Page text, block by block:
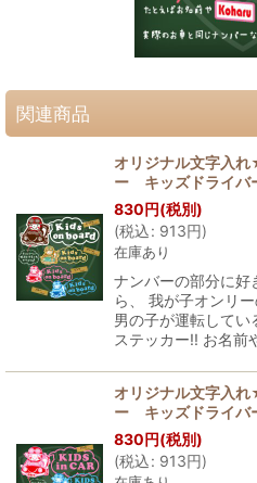
関連商品
オリジナル文字入
ー キッズドライバ
830円(税別)
(税込: 913円)
在庫あり
ナンバーの部分に好
ら、 我が子オンリ
男の子が運転して
ステッカー!! お名前
オリジナル文字入
ー キッズドライバ
830円(税別)
(税込: 913円)